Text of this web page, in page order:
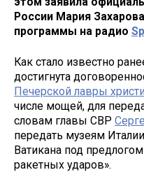
России Мария
программы на радио
Как стало известно
достигнута
Печерской лавры
числе мощей, для
словам главы СВР
передать музеям
Ватикана под
ракетных ударов».